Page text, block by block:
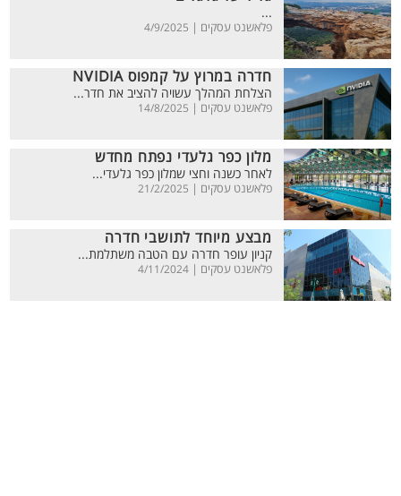
...
פלאשנט עסקים | 4/9/2025
חדרה במרוץ על קמפוס NVIDIA
הצלחת המהלך עשויה להציב את חדר...
פלאשנט עסקים | 14/8/2025
מלון כפר גלעדי נפתח מחדש
לאחר כשנה וחצי שמלון כפר גלעדי...
פלאשנט עסקים | 21/2/2025
מבצע מיוחד לתושבי חדרה
קניון עופר חדרה עם הטבה משתלמת...
פלאשנט עסקים | 4/11/2024